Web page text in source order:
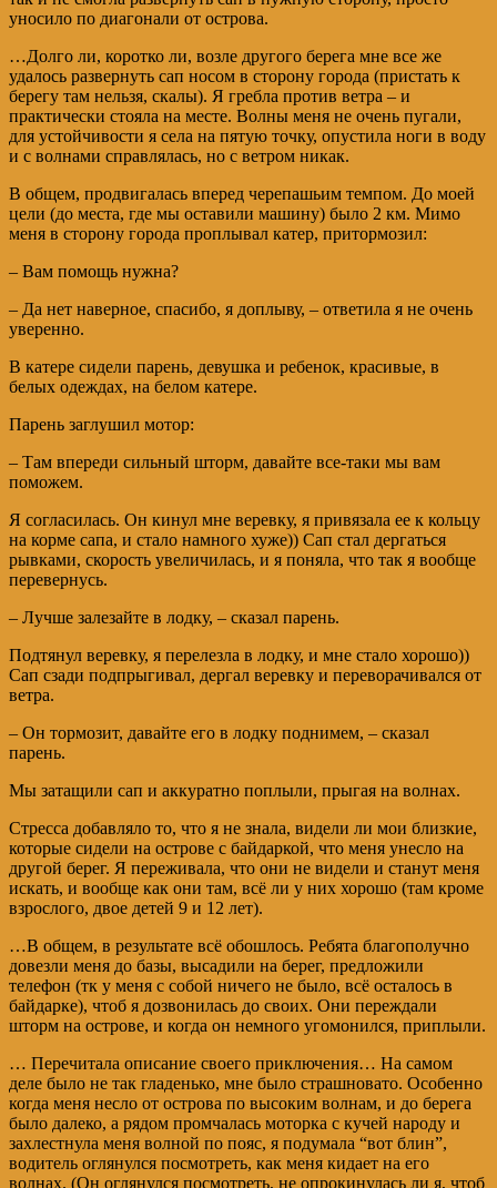
уносило по диагонали от острова.
…Долго ли, коротко ли, возле другого берега мне все же
удалось развернуть сап носом в сторону города (пристать к
берегу там нельзя, скалы). Я гребла против ветра – и
практически стояла на месте. Волны меня не очень пугали,
для устойчивости я села на пятую точку, опустила ноги в воду
и с волнами справлялась, но с ветром никак.
В общем, продвигалась вперед черепашьим темпом. До моей
цели (до места, где мы оставили машину) было 2 км. Мимо
меня в сторону города проплывал катер, притормозил:
– Вам помощь нужна?
– Да нет наверное, спасибо, я доплыву, – ответила я не очень
уверенно.
В катере сидели парень, девушка и ребенок, красивые, в
белых одеждах, на белом катере.
Парень заглушил мотор:
– Там впереди сильный шторм, давайте все-таки мы вам
поможем.
Я согласилась. Он кинул мне веревку, я привязала ее к кольцу
на корме сапа, и стало намного хуже)) Сап стал дергаться
рывками, скорость увеличилась, и я поняла, что так я вообще
перевернусь.
– Лучше залезайте в лодку, – сказал парень.
Подтянул веревку, я перелезла в лодку, и мне стало хорошо))
Сап сзади подпрыгивал, дергал веревку и переворачивался от
ветра.
– Он тормозит, давайте его в лодку поднимем, – сказал
парень.
Мы затащили сап и аккуратно поплыли, прыгая на волнах.
Стресса добавляло то, что я не знала, видели ли мои близкие,
которые сидели на острове с байдаркой, что меня унесло на
другой берег. Я переживала, что они не видели и станут меня
искать, и вообще как они там, всё ли у них хорошо (там кроме
взрослого, двое детей 9 и 12 лет).
…В общем, в результате всё обошлось. Ребята благополучно
довезли меня до базы, высадили на берег, предложили
телефон (тк у меня с собой ничего не было, всё осталось в
байдарке), чтоб я дозвонилась до своих. Они переждали
шторм на острове, и когда он немного угомонился, приплыли.
… Перечитала описание своего приключения… На самом
деле было не так гладенько, мне было страшновато. Особенно
когда меня несло от острова по высоким волнам, и до берега
было далеко, а рядом промчалась моторка с кучей народу и
захлестнула меня волной по пояс, я подумала “вот блин”,
водитель оглянулся посмотреть, как меня кидает на его
волнах. (Он оглянулся посмотреть, не опрокинулась ли я, чтоб